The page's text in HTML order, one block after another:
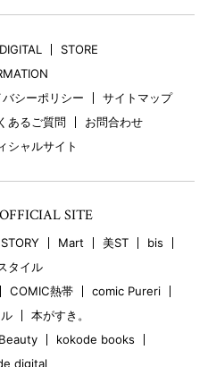
DIGITAL
STORE
バシーポリシー
サイトマップ
あるご質問
お問合わせ
シャルサイト
SITE
STORY Mart 美ST
bis
タイル
COMIC熱帯
comic Pureri
本がすき。
kokode books
digital